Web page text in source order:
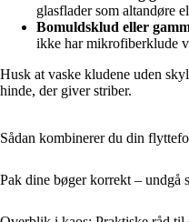
glasflader som altandøre
Bomuldsklud eller
ikke har mikrofiberklude
Husk at vaske kludene uden
hinde, der giver striber.
Sådan kombinerer du din
Pak dine bøger korrekt – undgå